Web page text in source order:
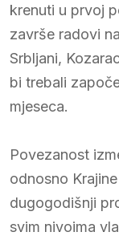
krenuti u prvoj
završe radovi
Srbljani,
bi trebali
mjeseca.
Povezanost
odnosno
dugogodišnji
svim nivoima